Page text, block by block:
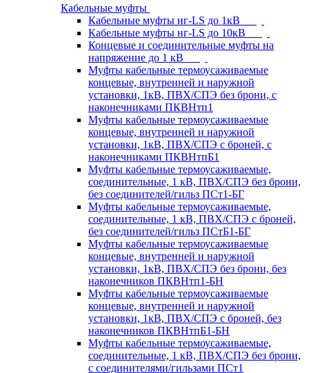
Кабельные муфты
Кабельные муфты нг-LS до 1кВ
Кабельные муфты нг-LS до 10кВ
Концевые и соединительные муфты на
напряжение до 1 кВ
Муфты кабельные термоусаживаемые
концевые, внутренней и наружной
установки, 1кВ, ПВХ/СПЭ без брони, с
наконечниками ПКВНтп1
Муфты кабельные термоусаживаемые
концевые, внутренней и наружной
установки, 1кВ, ПВХ/СПЭ с броней, с
наконечниками ПКВНтпБ1
Муфты кабельные термоусаживаемые,
соединительные, 1 кВ, ПВХ/СПЭ без брони,
без соединителей/гильз ПСт1-БГ
Муфты кабельные термоусаживаемые,
соединительные, 1 кВ, ПВХ/СПЭ с броней,
без соединителей/гильз ПСтБ1-БГ
Муфты кабельные термоусаживаемые
концевые, внутренней и наружной
установки, 1кВ, ПВХ/СПЭ без брони, без
наконечников ПКВНтп1-БН
Муфты кабельные термоусаживаемые
концевые, внутренней и наружной
установки, 1кВ, ПВХ/СПЭ с броней, без
наконечников ПКВНтпБ1-БН
Муфты кабельные термоусаживаемые,
соединительные, 1 кВ, ПВХ/СПЭ без брони,
с соединителями/гильзами ПСт1